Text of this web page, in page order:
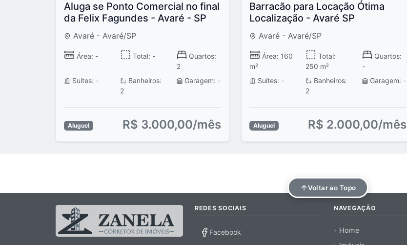
Aluga se Ponto Comercial no final
da Felix Fagundes - Avaré - SP
Avaré - Avaré/SP
Área: - Total: -
Quartos:
2
Suítes: -
Banheiros:
2
Garagem: -
Aluguel R$ 3.000,00/mês
Barracão para Locação Ótima
Localização - Avaré SP
Avaré - Avaré/SP
Área: 160
m²
Total:
250 m²
Quartos:
-
Suítes: -
Banheiros:
2
Garagem: -
Aluguel R$ 2.000,00/mês
Voltar ao Topo
REDES SOCIAIS
Facebook
NAVEGAÇÃO
Home